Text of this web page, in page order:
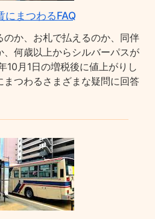
にまつわるFAQ
か、お札で払えるのか、同伴
何歳以上からシルバーパスが
10月1日の増税後に値上がりし
まつわるさまざまな疑問に回答